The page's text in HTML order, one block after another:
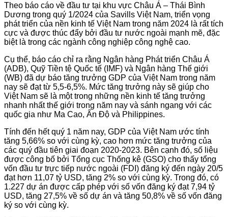
Theo báo cáo về đầu tư tại khu vực Châu Á – Thái Bình
Dương trong quý 1/2024 của Savills Việt Nam, triển vọng
phát triển của nền kinh tế Việt Nam trong năm 2024 là rất tích
cực và được thúc đẩy bởi đầu tư nước ngoài mạnh mẽ, đặc
biệt là trong các ngành công nghiệp công nghệ cao.
Cụ thể, báo cáo chỉ ra rằng Ngân hàng Phát triển Châu Á
(ADB), Quỹ Tiền tệ Quốc tế (IMF) và Ngân hàng Thế giới
(WB) đã dự báo tăng trưởng GDP của Việt Nam trong năm
nay sẽ đạt từ 5,5-6,5%. Mức tăng trưởng này sẽ giúp cho
Việt Nam sẽ là một trong những nền kinh tế tăng trưởng
nhanh nhất thế giới trong năm nay và sánh ngang với các
quốc gia như Ma Cao, Ấn Độ và Philippines.
Tính đến hết quý 1 năm nay, GDP của Việt Nam ước tính
tăng 5,66% so với cùng kỳ, cao hơn mức tăng trưởng của
các quý đầu tiên giai đoạn 2020-2023. Bên cạnh đó, số liệu
được công bố bởi Tổng cục Thống kê (GSO) cho thấy tổng
vốn đầu tư trực tiếp nước ngoài (FDI) đăng ký đến ngày 20/5
đạt hơn 11,07 tỷ USD, tăng 2% so với cùng kỳ. Trong đó, có
1.227 dự án được cấp phép với số vốn đăng ký đạt 7,94 tỷ
USD, tăng 27,5% về số dự án và tăng 50,8% về số vốn đăng
ký so với cùng kỳ.